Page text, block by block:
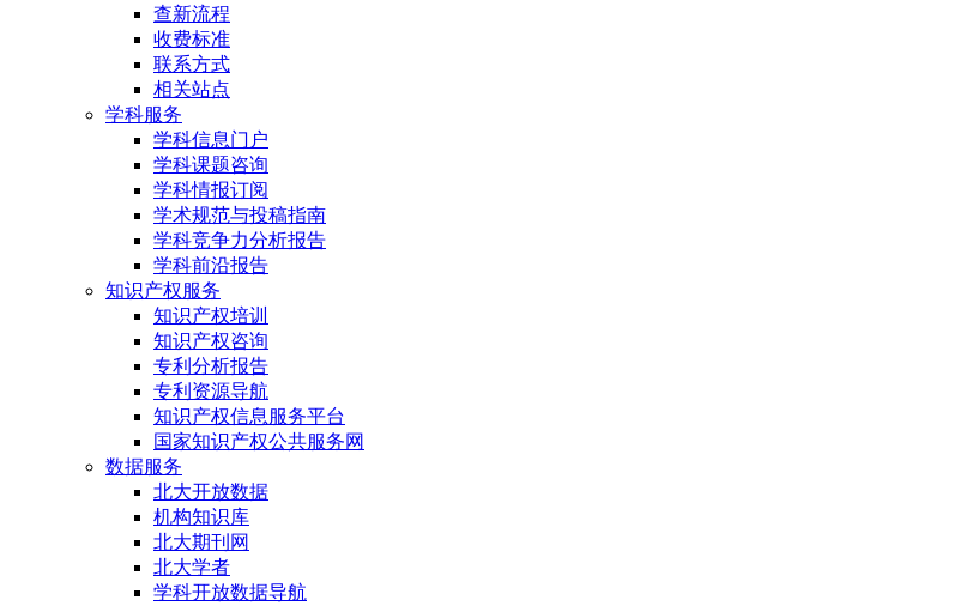
查新流程
收费标准
联系方式
相关站点
学科服务
学科信息门户
学科课题咨询
学科情报订阅
学术规范与投稿指南
学科竞争力分析报告
学科前沿报告
知识产权服务
知识产权培训
知识产权咨询
专利分析报告
专利资源导航
知识产权信息服务平台
国家知识产权公共服务网
数据服务
北大开放数据
机构知识库
北大期刊网
北大学者
学科开放数据导航